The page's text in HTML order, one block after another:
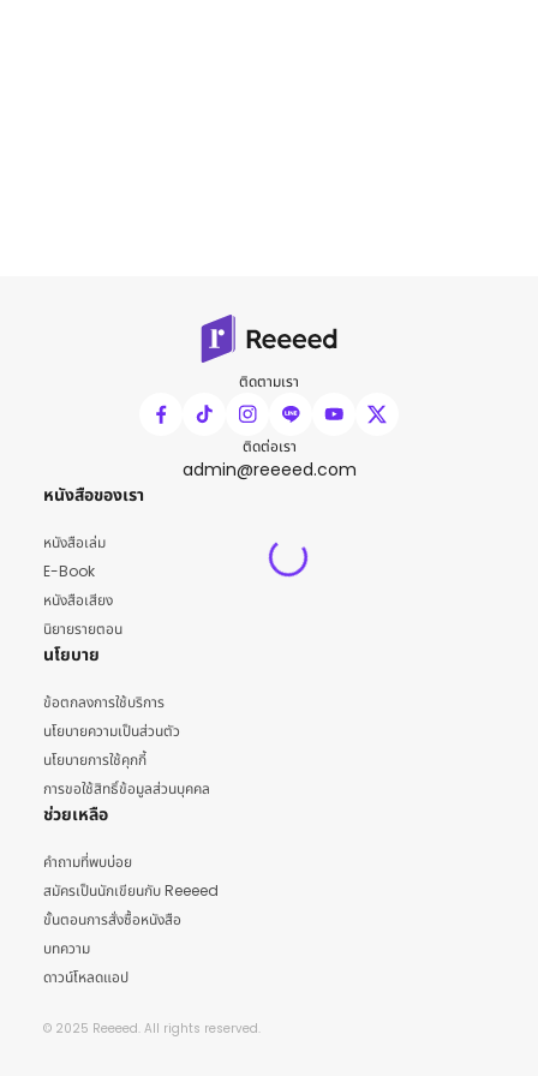
ติดตามเรา
ติดต่อเรา
admin@reeeed.com
หนังสือของเรา
หนังสือเล่ม
E-Book
หนังสือเสียง
นิยายรายตอน
นโยบาย
ข้อตกลงการใช้บริการ
นโยบายความเป็นส่วนตัว
นโยบายการใช้คุกกี้
การขอใช้สิทธิ์ข้อมูลส่วนบุคคล
ช่วยเหลือ
คำถามที่พบบ่อย
สมัครเป็นนักเขียนกับ Reeeed
ขั้นตอนการสั่งซื้อหนังสือ
บทความ
ดาวน์โหลดแอป
© 2025 Reeeed. All rights reserved.